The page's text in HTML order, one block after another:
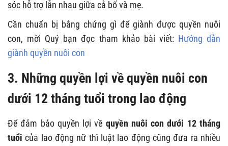
sóc hỗ trợ lẫn nhau giữa cả bố và mẹ.
Cần chuẩn bị bằng chứng gì để giành được quyền nuôi
con, mời Quý bạn đọc tham khảo bài viết: Hướng dẫn
giành quyền nuôi con
3. Những quyền lợi về quyền nuôi con
dưới 12 tháng tuổi trong lao động
Để đảm bảo quyền lợi về quyền nuôi con dưới 12 tháng
tuổi của lao động nữ thì luật lao động cũng đưa ra nhiều